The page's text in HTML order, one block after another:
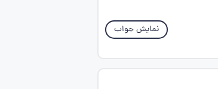
نمایش جواب